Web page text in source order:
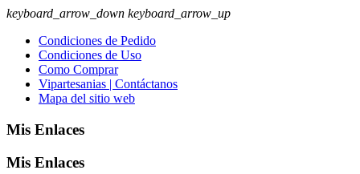
keyboard_arrow_down keyboard_arrow_up
Condiciones de Pedido
Condiciones de Uso
Como Comprar
Vipartesanias | Contáctanos
Mapa del sitio web
Mis Enlaces
Mis Enlaces